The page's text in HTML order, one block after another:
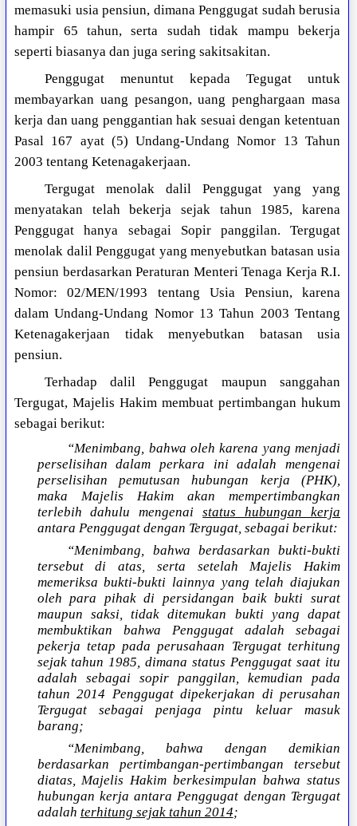
memasuki usia pensiun, dimana Penggugat sudah berusia
hampir 65 tahun, serta sudah tidak mampu bekerja
seperti biasanya dan juga sering sakitsakitan.
Penggugat menuntut kepada Tegugat untuk
membayarkan uang pesangon, uang penghargaan masa
kerja dan uang penggantian hak sesuai dengan ketentuan
Pasal 167 ayat (5) Undang-Undang Nomor 13 Tahun
2003 tentang Ketenagakerjaan.
Tergugat menolak dalil Penggugat yang yang
menyatakan telah bekerja sejak tahun 1985, karena
Penggugat hanya sebagai Sopir panggilan. Tergugat
menolak dalil Penggugat yang menyebutkan batasan usia
pensiun berdasarkan Peraturan Menteri Tenaga Kerja R.I.
Nomor: 02/MEN/1993 tentang Usia Pensiun, karena
dalam Undang-Undang Nomor 13 Tahun 2003 Tentang
Ketenagakerjaan tidak menyebutkan batasan usia
pensiun.
Terhadap dalil Penggugat maupun sanggahan
Tergugat, Majelis Hakim membuat pertimbangan hukum
sebagai berikut:
“Menimbang, bahwa oleh karena yang menjadi
perselisihan dalam perkara ini adalah mengenai
perselisihan pemutusan hubungan kerja (PHK),
maka Majelis Hakim akan mempertimbangkan
terlebih dahulu mengenaistatus hubungan kerja
antara Penggugat dengan Tergugat, sebagai berikut:
“Menimbang, bahwa berdasarkan bukti-bukti
tersebut di atas, serta setelah Majelis Hakim
memeriksa bukti-bukti lainnya yang telah diajukan
oleh para pihak di persidangan baik bukti surat
maupun saksi, tidak ditemukan bukti yang dapat
membuktikan bahwa Penggugat adalah sebagai
pekerja tetap pada perusahaan Tergugat terhitung
sejak tahun 1985, dimana status Penggugat saat itu
adalah sebagai sopir panggilan, kemudian pada
tahun 2014 Penggugat dipekerjakan di perusahan
Tergugat sebagai penjaga pintu keluar masuk
barang;
“Menimbang, bahwa dengan demikian
berdasarkan pertimbangan-pertimbangan tersebut
diatas, Majelis Hakim berkesimpulan bahwa status
hubungan kerja antara Penggugat dengan Tergugat
adalah terhitung sejak tahun 2014;